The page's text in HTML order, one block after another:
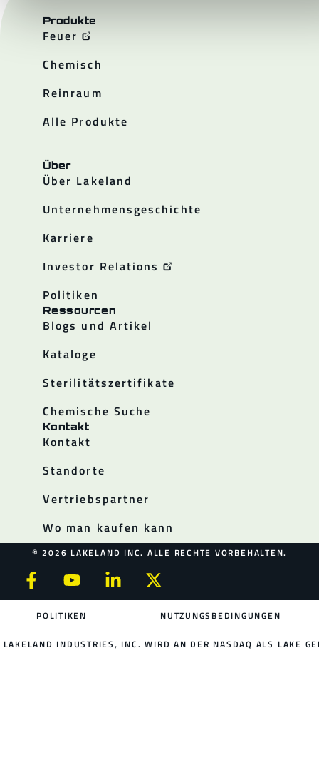
Produkte
Feuer
Chemisch
Reinraum
Alle Produkte
Über
Über Lakeland
Unternehmensgeschichte
Karriere
Investor Relations
Politiken
Ressourcen
Blogs und Artikel
Kataloge
Sterilitätszertifikate
Chemische Suche
Kontakt
Kontakt
Standorte
Vertriebspartner
Wo man kaufen kann
© 2026 LAKELAND INC. ALLE RECHTE VORBEHALTEN.
POLITIKEN NUTZUNGSBEDINGUNGEN
LAKELAND INDUSTRIES, INC. WIRD AN DER NASDAQ ALS LAKE